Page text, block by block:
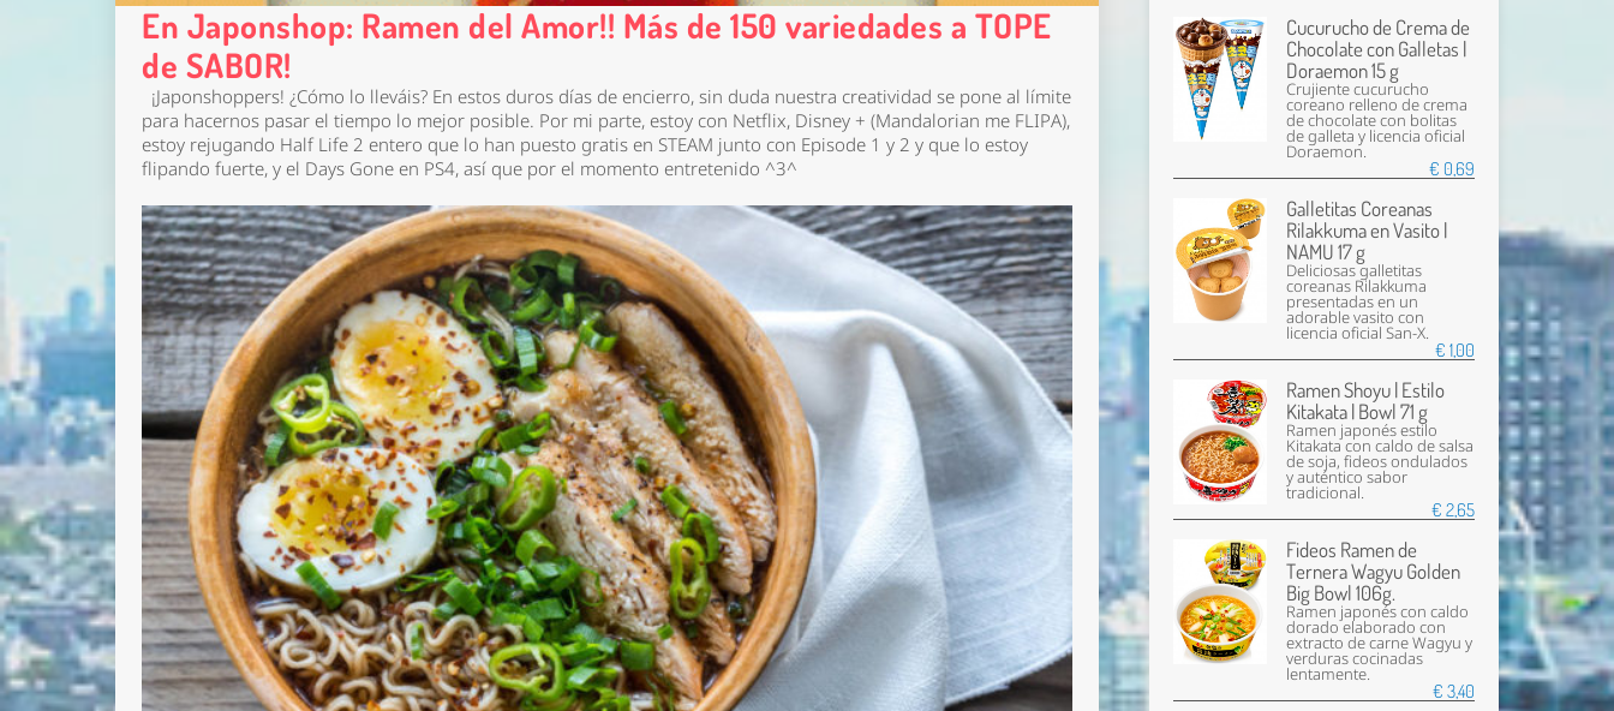
En Japonshop: Ramen del Amor!! Más de 150 variedades a TOPE
de SABOR!
¡Japonshoppers! ¿Cómo lo lleváis? En estos duros días de encierro, sin duda nuestra creatividad se pone al límite
para hacernos pasar el tiempo lo mejor posible. Por mi parte, estoy con Netflix, Disney + (Mandalorian me FLIPA),
estoy rejugando Half Life 2 entero que lo han puesto gratis en STEAM junto con Episode 1 y 2 y que lo estoy
flipando fuerte, y el Days Gone en PS4, así que por el momento entretenido ^3^
Cucurucho de Crema de
Chocolate con Galletas |
Doraemon 15 g
Crujiente cucurucho
coreano relleno de crema
de chocolate con bolitas
de galleta y licencia oficial
Doraemon.
€ 0,69
Galletitas Coreanas
Rilakkuma en Vasito |
NAMU 17 g
Deliciosas galletitas
coreanas Rilakkuma
presentadas en un
adorable vasito con
licencia oficial San-X.
€ 1,00
Ramen Shoyu | Estilo
Kitakata | Bowl 71 g
Ramen japonés estilo
Kitakata con caldo de salsa
de soja, fideos ondulados
y auténtico sabor
tradicional.
€ 2,65
Fideos Ramen de
Ternera Wagyu Golden
Big Bowl 106g.
Ramen japonés con caldo
dorado elaborado con
extracto de carne Wagyu y
verduras cocinadas
lentamente.
€ 3,40